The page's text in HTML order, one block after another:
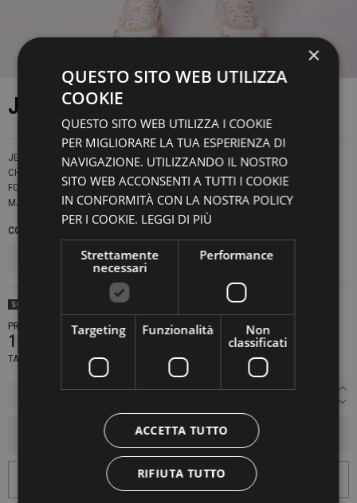
JEANS DON THE FULLER
JEANS V
ESTIBILITÀ REGOLARE.
CHIUSURA CON BOTTONI IN METALLO COLORE RAME.
FONDO 16 CM.
MADE IN ITALYMILANO
COLORE
SOLD OUT
PRODOTTO NON DISPONIBILE CONTATTACI PER SAPERE DI PIÙ
153,30 €
TASSE INCLUSE
AGGIUNGI AL CARRELLO
×
QUESTO SITO WEB UTILIZZA
COOKIE
QUESTO SITO WEB UTILIZZA I COOKIE
PER MIGLIORARE LA TUA ESPERIENZA DI
NAVIGAZIONE. UTILIZZANDO IL NOSTRO
SITO WEB ACCONSENTI A TUTTI I COOKIE
IN CONFORMITÀ CON LA NOSTRA POLICY
PER I COOKIE. LEGGI DI PIÙ
Strettamente
necessari
Performance
Targeting Funzionalità
Non
classificati
ACCETTA TUTTO
RIFIUTA TUTTO